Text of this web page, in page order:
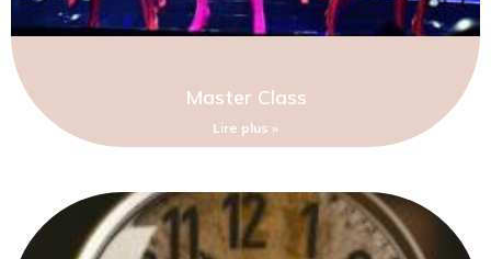
Master Class
Lire plus »